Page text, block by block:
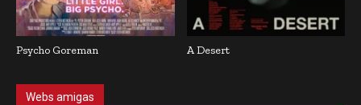
Psycho Goreman A Desert
Webs amigas